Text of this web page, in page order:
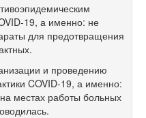
19, а именно: не
для предотвращения
и проведению
COVID-19, а именно:
местах работы больных